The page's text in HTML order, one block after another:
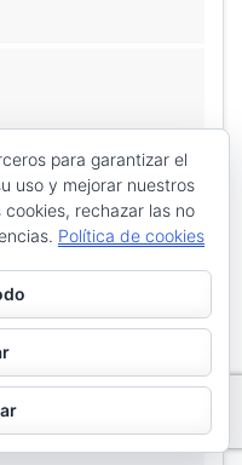
para garantizar el
uso y mejorar nuestros
rechazar las no
Política de cookies